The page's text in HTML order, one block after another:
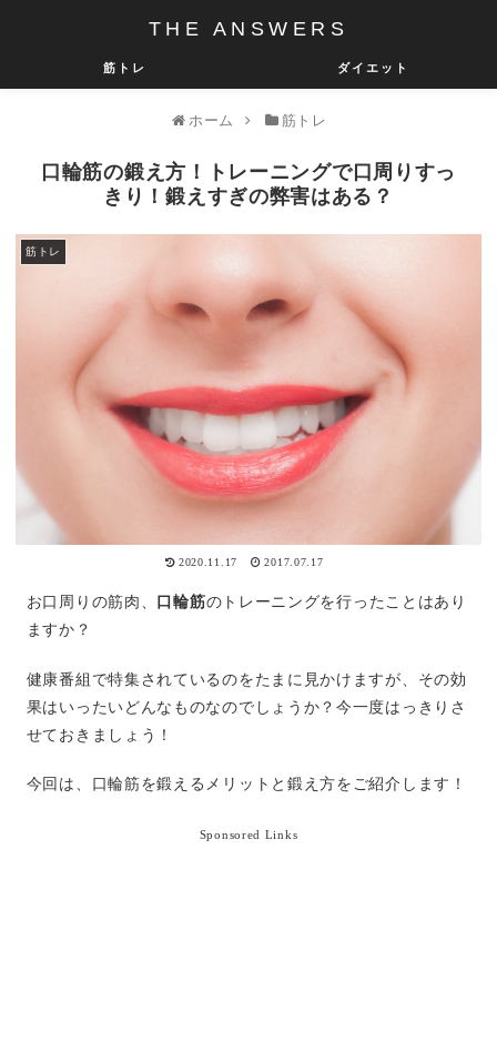
THE ANSWERS
筋トレ ダイエット
ホーム 筋トレ
口輪筋の鍛え方！トレーニングで口周りすっ
きり！鍛えすぎの弊害はある？
筋トレ
2020.11.17 2017.07.17
お口周りの筋肉、 口輪筋のトレーニングを行ったことはあり
ますか？
健康番組で特集されているのをたまに見かけますが、その効
果はいったいどんなものなのでしょうか？今一度はっきりさ
せておきましょう！
今回は、口輪筋を鍛えるメリットと鍛え方をご紹介します！
Sponsored Links